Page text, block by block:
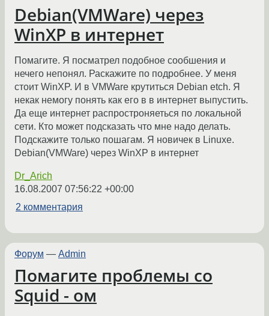
Debian(VMWare) через
WinXP в интернет
Помагите. Я посматрел подобное сообшения и
нечего непонял. Раскажите по подробнее. У меня
стоит WinXP. И в VMWare крутиться Debian etch. Я
некак немогу понять как его в в интернет выпустить.
Да еще интернет распростроняеться по локальной
сети. Кто может подсказать что мне надо делать.
Подскажите только пошагам. Я новичек в Linuxe.
Debian(VMWare) через WinXP в интернет
Dr_Arich
16.08.2007 07:56:22 +00:00
2 комментария
Форум — Admin
Помагите проблемы со
Squid - ом